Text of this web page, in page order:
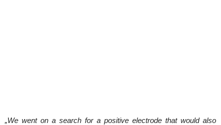
„We went on a search for a positive electrode that would also